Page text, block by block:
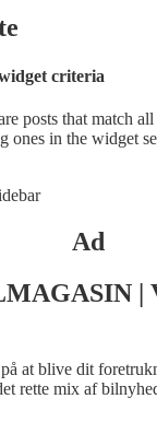
criteria
posts that match
ones in the widget
Ad
|
at blive dit
rette mix af